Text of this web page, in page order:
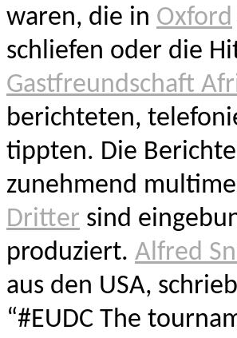
waren, die in Oxford
schliefen oder die
Gastfreundschaft
berichteten,
tippten. Die
zunehmend
Dritter sind
produziert. Alfred
aus den USA,
“#EUDC The